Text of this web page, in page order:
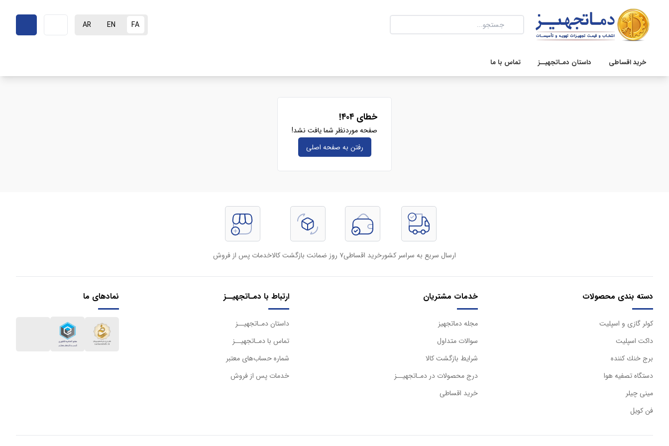
FA
EN
AR
خرید اقساطی داستان دمـاتجهیــز تماس با ما
خطای ۴۰۴!
صفحه موردنظر شما یافت نشد!
رفتن به صفحه‌ اصلی
ارسال سریع به سراسر کشورخرید اقساطی۷ روز ضمانت بازگشت کالا خدمات پس از فروش
دسته بندی محصولات
كولر گازی و اسپليت
داكت اسپليت
برج خنك كننده
دستگاه تصفيه هوا
مینی چیلر
فن کویل
خدمات مشتریان
مجله دماتجهیز
سوالات متداول
شرایط بازگشت کالا
درج محصولات در دمـاتجهیــز
خرید اقساطی
ارتباط با دمـاتجهیــز
داستان دمـاتجهیــز
تماس با دمـاتجهیــز
شماره حساب‌های معتبر
خدمات پس از فروش
نمادهای ما